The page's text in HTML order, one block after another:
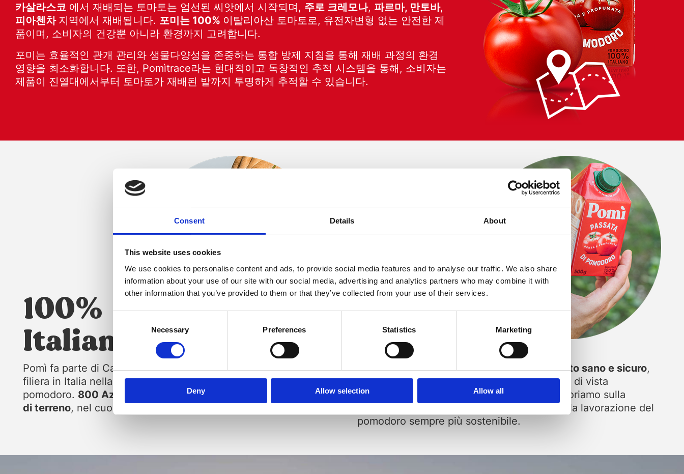
Consent Details About
This website uses cookies
We use cookies to personalise content and ads, to provide social media features and to analyse our traffic. We also share
information about your use of our site with our social media, advertising and analytics partners who may combine it with
other information that you’ve provided to them or that they’ve collected from your use of their services.
Necessary Preferences Statistics Marketing
Deny Allow selection Allow all
카살라스코 에서 재배되는 토마토는 엄선된 씨앗에서 시작되며, 주로 크레모나, 파르마, 만토바,
피아첸차 지역에서 재배됩니다. 포미는 100% 이탈리아산 토마토로, 유전자변형 없는 안전한 제
품이며, 소비자의 건강뿐 아니라 환경까지 고려합니다.
포미는 효율적인 관개 관리와 생물다양성을 존중하는 통합 방제 지침을 통해 재배 과정의 환경
영향을 최소화합니다. 또한, Pomìtrace라는 현대적이고 독창적인 추적 시스템을 통해, 소비자는
제품이 진열대에서부터 토마토가 재배된 밭까지 투명하게 추적할 수 있습니다.
100%
Italian Tomato
Pomì fa parte di Casalasco Società Agricola S.p.A, la prima
filiera in Italia nella coltivazione e trasformazione del
pomodoro. 800 Aziende Agricole , dislocate su
11.000 ettari
di terreno, nel cuore della
Sostenibilità
certificata
Il pomodoro di Pomì è garanzia di unprodotto sano e sicuro,
100% italiano e 100% sostenibile, dal punto di vista
ambientale, economico, etico e sociale. Lavoriamo sulla
sostenibilità a 360° per rendere la coltura e la lavorazione del
pomodoro sempre più sostenibile.